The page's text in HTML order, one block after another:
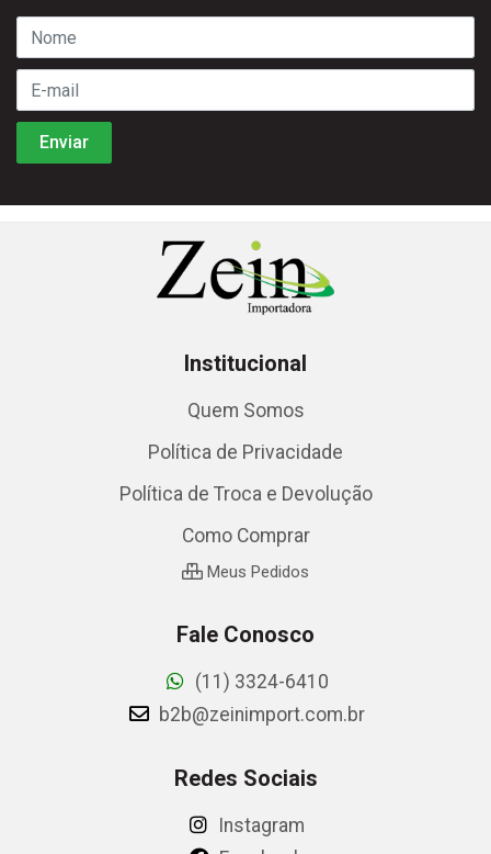
Institucional
Quem Somos
Política de Privacidade
Política de Troca e Devolução
Como Comprar
Meus Pedidos
Fale Conosco
(11) 3324-6410
b2b@zeinimport.com.br
Redes Sociais
Instagram